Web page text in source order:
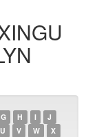
G H I
J
U V W
X